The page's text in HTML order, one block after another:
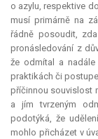
o azylu, respektive
musí primárně na
řádně posoudit,
pronásledování z
že odmítal a
praktikách či
příčinnou souvislost
a jím tvrzeným
podotýká, že
mohlo přicházet v